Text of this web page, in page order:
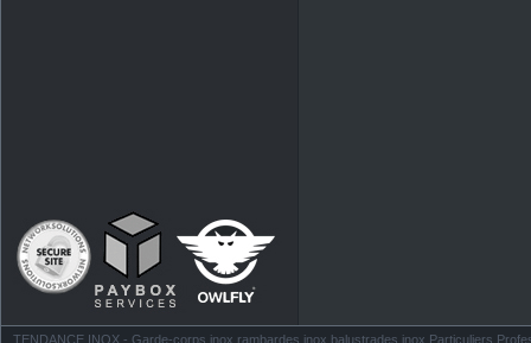
TENDANCE INOX - Garde-corps inox rambardes inox balustrades inox Particuliers